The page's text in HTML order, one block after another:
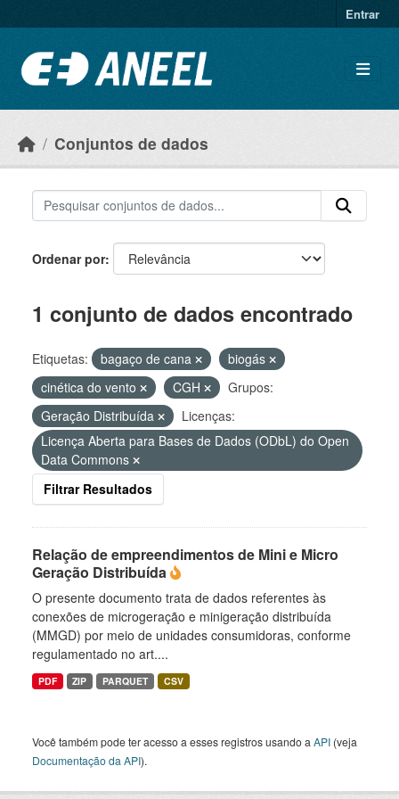
Entrar
Conjuntos de dados
Ordenar por
1 conjunto de dados encontrado
Etiquetas: bagaço de cana
biogás
cinética do vento
CGH
Grupos:
Geração Distribuída
Licenças:
Licença Aberta para Bases de Dados (ODbL) do Open
Data Commons
Filtrar Resultados
Relação de empreendimentos de Mini e Micro
Geração Distribuída
O presente documento trata de dados referentes às
conexões de microgeração e minigeração distribuída
(MMGD) por meio de unidades consumidoras, conforme
regulamentado no art....
PDF ZIP PARQUET CSV
Você também pode ter acesso a esses registros usando a API (veja
Documentação da API).